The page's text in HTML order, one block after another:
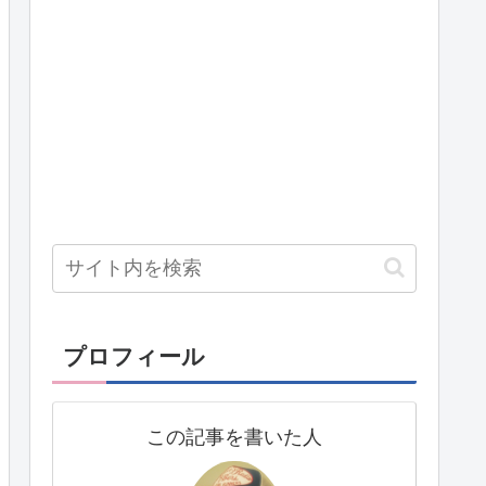
プロフィール
この記事を書いた人